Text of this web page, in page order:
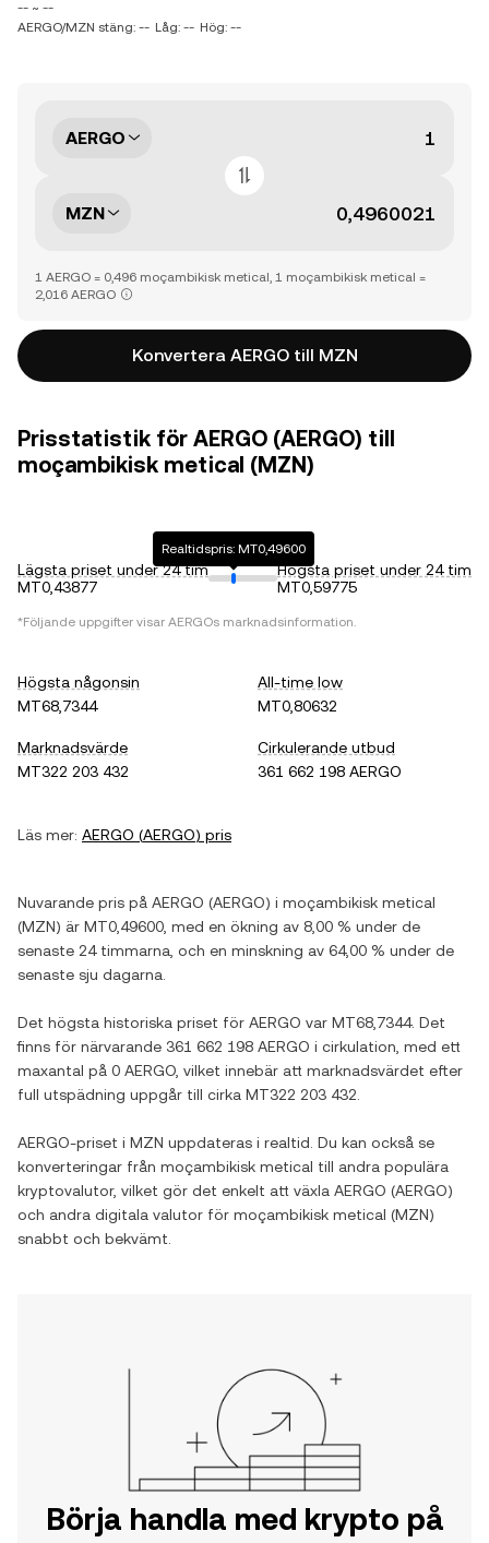
-- ~ --
AERGO/MZN stäng: -- Låg: -- Hög: --
AERGO
MZN
1 AERGO = 0,496 moçambikisk metical, 1 moçambikisk metical =
2,016 AERGO
Konvertera AERGO till MZN
Prisstatistik för AERGO (AERGO) till
moçambikisk metical (MZN)
Lägsta priset under 24 tim
MT0,43877
Realtidspris: MT0,49600
Högsta priset under 24 tim
MT0,59775
*Följande uppgifter visar AERGOs marknadsinformation.
Högsta någonsin
MT68,7344
All-time low
MT0,80632
Marknadsvärde
MT322 203 432
Cirkulerande utbud
361 662 198 AERGO
Läs mer: AERGO (AERGO) pris
Nuvarande pris på AERGO (AERGO) i moçambikisk metical
(MZN) är MT0,49600 , med en ökning av 8,00 % under de
senaste 24 timmarna, och en minskning av 64,00 % under de
senaste sju dagarna.
Det högsta historiska priset för AERGO var MT68,7344. Det
finns för närvarande 361 662 198 AERGO i cirkulation, med ett
maxantal på 0 AERGO , vilket innebär att marknadsvärdet efter
full utspädning uppgår till cirka MT322 203 432
AERGO-priset i MZN uppdateras i realtid. Du kan också se
konverteringar från moçambikisk metical till andra populära
kryptovalutor, vilket gör det enkelt att växla AERGO (AERGO)
och andra digitala valutor för moçambikisk metical (MZN)
snabbt och bekvämt.
Börja handla med krypto på